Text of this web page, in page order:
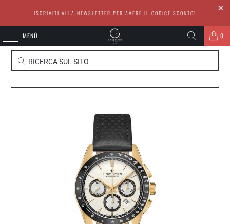
ISCRIVITI ALLA NEWSLETTER PER AVERE IL CODICE SCONTO!
MENÙ 0
RICERCA SUL SITO